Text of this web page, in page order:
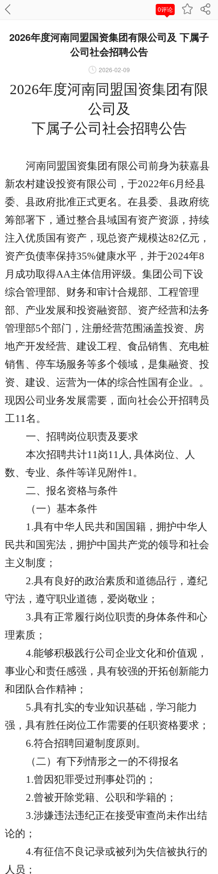
0评论
2026年度河南同盟国资集团有限公司及 下属子
公司社会招聘公告
2026-02-09
2026年度河南同盟国资集团有限
公司及
下属子公司 社会招聘公告
河南同盟国资集团有限公司前身为获嘉县
新农村建设投资有限公司，于2022年6月经县
委、县政府批准正式更名。在县委、县政府统
筹部署下，通过整合县域国有资产资源，持续
注入优质国有资产，现总资产规模达82亿元，
资产负债率保持35%健康水平，并于2024年8
月成功取得AA主体信用评级。集团公司下设
综合管理部、财务和审计合规部、工程管理
部、产业发展和投资融资部、资产经营和法务
管理部5个部门，注册经营范围涵盖投资、房
地产开发经营、建设工程、食品销售、充电桩
销售、停车场服务等多个领域，是集融资、投
资、建设、运营为一体的综合性国有企业。。
现因公司业务发展需要，面向社会公开招聘员
工11名。
一、招聘岗位职责及要求
本次招聘共计11岗11人, 具体岗位、人
数、专业、条件等详见附件1。
二、报名资格与条件
（一）基本条件
1.具有中华人民共和国国籍，拥护中华人
民共和国宪法，拥护中国共产党的领导和社会
主义制度；
2.具有良好的政治素质和道德品行，遵纪
守法，遵守职业道德，爱岗敬业；
3.具有正常履行岗位职责的身体条件和心
理素质；
4.能够积极践行公司企业文化和价值观，
事业心和责任感强，具有较强的开拓创新能力
和团队合作精神；
5.具有扎实的专业知识基础，学习能力
强，具有胜任岗位工作需要的任职资格要求 ；
6.符合招聘回避制度原则。
（二）有下列情形之一的不得报名
1.曾因犯罪受过刑事处罚的；
2.曾被开除党籍、公职和学籍的；
3.涉嫌违法违纪正在接受审查尚未作出结
论的；
4.有征信不良记录或被列为失信被执行的
人员；